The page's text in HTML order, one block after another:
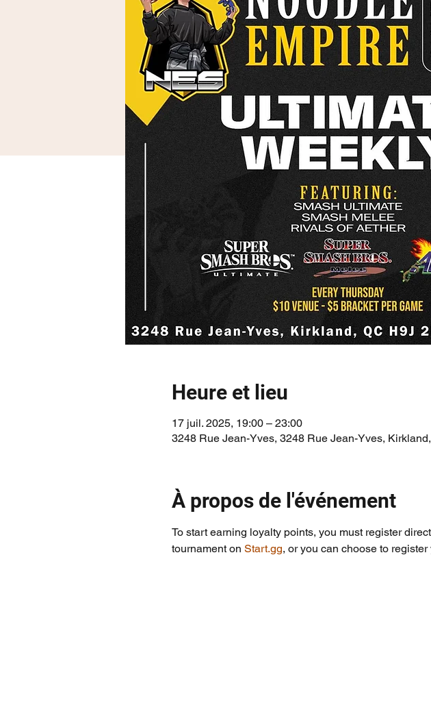
Heure et lieu
17 juil. 2025, 19:00 – 23:00
3248 Rue Jean-Yves, 3248 Rue Jean-Yves,
À propos de l'événement
To start earning loyalty points, you must register
tournament on Start.gg, or you can choose to